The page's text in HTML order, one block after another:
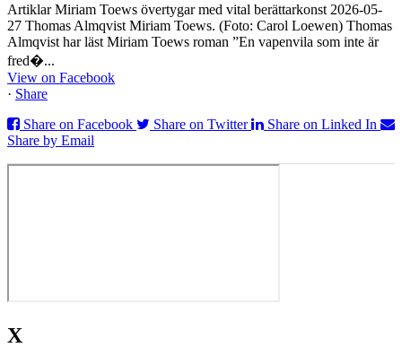
Artiklar Miriam Toews övertygar med vital berättarkonst 2026-05-
27 Thomas Almqvist Miriam Toews. (Foto: Carol Loewen) Thomas
Almqvist har läst Miriam Toews roman ”En vapenvila som inte är
fred�...
View on Facebook
· Share
Share on Facebook
Share on Twitter
Share on Linked In
Share by Email
X